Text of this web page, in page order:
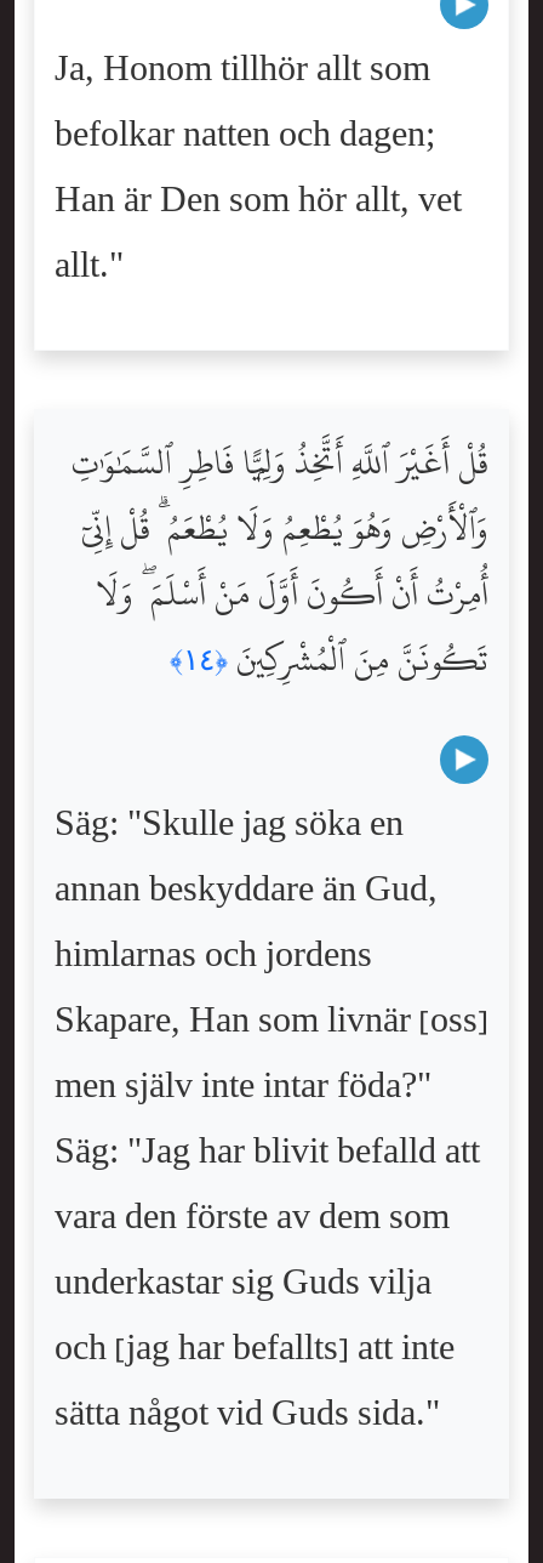
Ja, Honom tillhör allt som
befolkar natten och dagen;
Han är Den som hör allt, vet
allt."
قُلْ أَغَيْرَ ٱللَّهِ أَتَّخِذُ وَلِيًّۭا فَاطِرِ ٱلسَّمَٰوَٰتِ
وَٱلْأَرْضِ وَهُوَ يُطْعِمُ وَلَا يُطْعَمُ ۗ قُلْ إِنِّىٓ
أُمِرْتُ أَنْ أَكُونَ أَوَّلَ مَنْ أَسْلَمَ ۖ وَلَا
تَكُونَنَّ مِنَ ٱلْمُشْرِكِينَ ﴿١٤﴾
Säg: "Skulle jag söka en
annan beskyddare än Gud,
himlarnas och jordens
Skapare, Han som livnär [oss]
men själv inte intar föda?"
Säg: "Jag har blivit befalld att
vara den förste av dem som
underkastar sig Guds vilja
och [jag har befallts] att inte
sätta något vid Guds sida."